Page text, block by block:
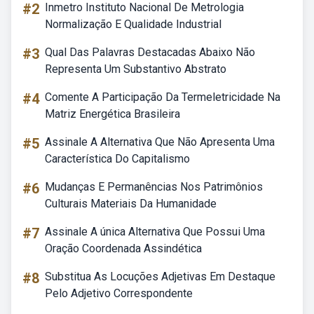
#2 Inmetro Instituto Nacional De Metrologia
Normalização E Qualidade Industrial
#3 Qual Das Palavras Destacadas Abaixo Não
Representa Um Substantivo Abstrato
#4 Comente A Participação Da Termeletricidade Na
Matriz Energética Brasileira
#5 Assinale A Alternativa Que Não Apresenta Uma
Característica Do Capitalismo
#6 Mudanças E Permanências Nos Patrimônios
Culturais Materiais Da Humanidade
#7 Assinale A única Alternativa Que Possui Uma
Oração Coordenada Assindética
#8 Substitua As Locuções Adjetivas Em Destaque
Pelo Adjetivo Correspondente